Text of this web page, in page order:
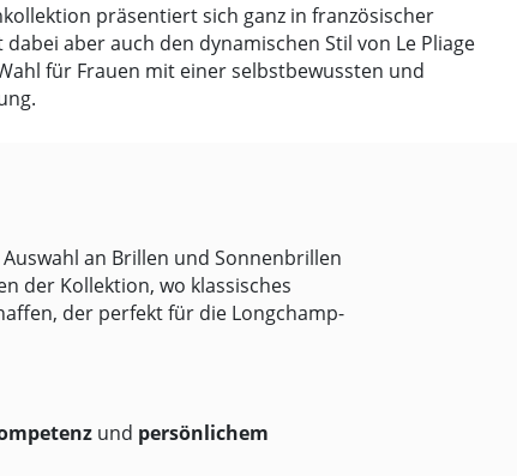
präsentiert sich ganz in französischer
aber auch den dynamischen Stil von Le Pliage
für Frauen mit einer selbstbewussten und
an Brillen und Sonnenbrillen
der Kollektion, wo klassisches
der perfekt für die Longchamp-
und persönlichem